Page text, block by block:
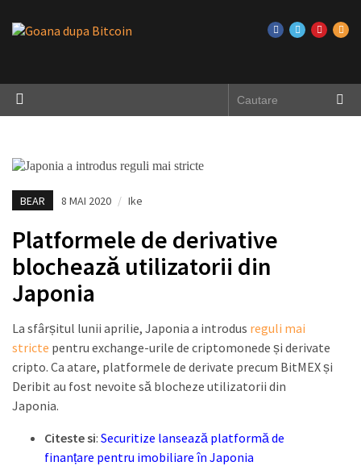
BEAR 8 MAI 2020 / Ike
Platformele de derivative
blochează utilizatorii din
Japonia
La sfârșitul lunii aprilie, Japonia a introdus reguli mai
stricte pentru exchange-urile de criptomonede și derivate
cripto. Ca atare, platformele de derivate precum BitMEX și
Deribit au fost nevoite să blocheze utilizatorii din
Japonia.
Citeste si: Securitize lansează platformă de
finanțare pentru imobiliare în Japonia